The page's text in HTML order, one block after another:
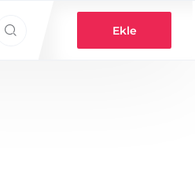
Ekle
Search everything...